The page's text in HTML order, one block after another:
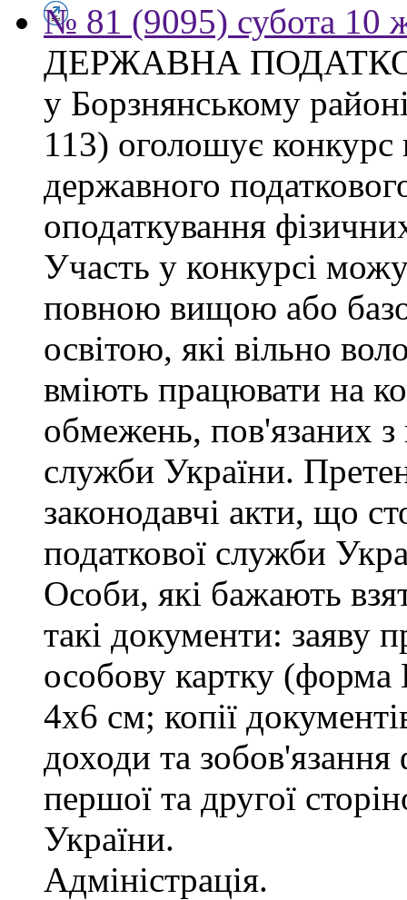
№ 81 (9095) субота 10
ДЕРЖАВНА
у Борзнянському
113) оголошує конкурс
державного
оподаткування
Участь у конкурсі
повною вищою або
освітою, які вільно
вміють працювати на
обмежень, пов'язаних
служби України.
законодавчі акти, що
податкової служби
Особи, які бажають
такі документи: заяву
особову картку
4х6 см; копії
доходи та зобов'язання
першої та другої
України.
Адміністрація.